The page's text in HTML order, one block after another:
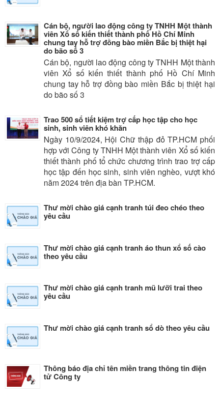
Cán bộ, người lao động công ty TNHH Một thành
viên Xổ số kiến thiết thành phố Hồ Chí Minh
chung tay hỗ trợ đồng bào miền Bắc bị thiệt hại
do bão số 3
Cán bộ, người lao động công ty TNHH Một thành
viên Xổ số kiến thiết thành phố Hồ Chí Minh
chung tay hỗ trợ đồng bào miền Bắc bị thiệt hại
do bão số 3
Trao 500 sổ tiết kiệm trợ cấp học tập cho học
sinh, sinh viên khó khăn
Ngày 10/9/2024, Hội Chữ thập đỏ TP.HCM phối
hợp với Công ty TNHH Một thành viên Xổ số kiến
thiết thành phố tổ chức chương trình trao trợ cấp
học tập đến học sinh, sinh viên nghèo, vượt khó
năm 2024 trên địa bàn TP.HCM.
Thư mời chào giá cạnh tranh túi đeo chéo theo
yêu cầu
Thư mời chào giá cạnh tranh áo thun xổ số cào
theo yêu cầu
Thư mời chào giá cạnh tranh mũ lưỡi trai theo
yêu cầu
Thư mời chào giá cạnh tranh sổ dò theo yêu cầu
Thông báo địa chỉ tên miền trang thông tin điện
tử Công ty